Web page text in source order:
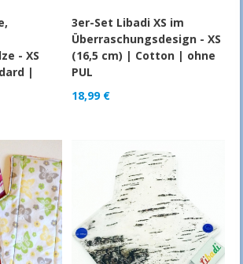
- XS
|
3er-Set Libadi XS im
Überraschungsdesign - XS
(16,5 cm) | Cotton | ohne
PUL
18,99 €